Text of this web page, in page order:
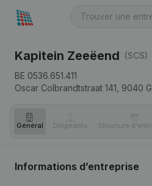
Kapitein Zeeëend (SCS)
BE 0536.651.411
Oscar Colbrandtstraat 141, 9040
Général Dirigeants Structure
Informations d’entreprise